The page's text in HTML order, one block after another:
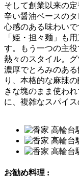
そして創業以来の
辛い醤油ベースの
心感のある味わい
「姫・担々麺」も
す。もう一つの主
熱々のスタイル。
濃厚でとろみのあ
り、本格的な麻辣
きな塊のまま使わ
に、複雑なスパイス
お勧め料理 :